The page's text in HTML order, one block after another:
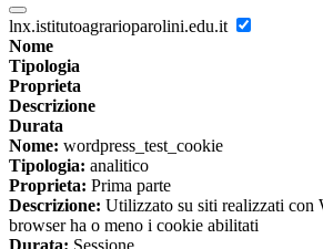
lnx.istitutoagrarioparolini.edu.it
Nome
Tipologia
Proprieta
Descrizione
Durata
Nome: wordpress_test_cookie
Tipologia: analitico
Proprieta: Prima parte
Descrizione: Utilizzato su siti realizzati con
browser ha o meno i cookie abilitati